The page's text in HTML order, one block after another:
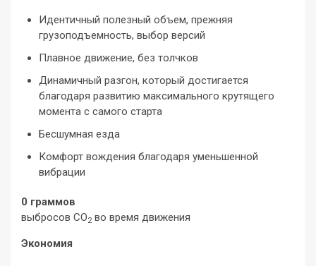
Идентичный полезный объем, прежняя
грузоподъемность, выбор версий
Плавное движение, без толчков
Динамичный разгон, который достигается
благодаря развитию максимального крутящего
момента с самого старта
Бесшумная езда
Комфорт вождения благодаря уменьшенной
вибрации
0 граммов
выбросов CO2 во время движения
Экономия